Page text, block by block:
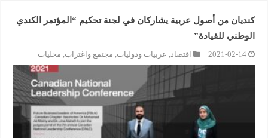
كنديان من أصول عربية يشاركان في لجنة تحكيم “المؤتمر الكندي
الوطني للقيادة”
2021-02-14 اقتصاد, عربيات ودوليات, مجتمع واغتراب, محليات